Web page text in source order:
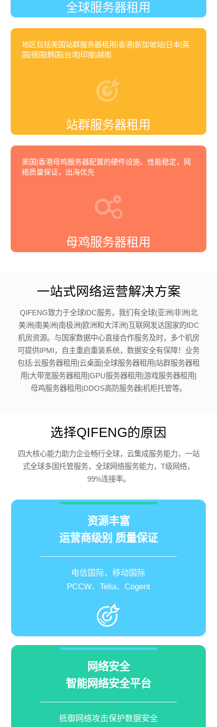
全球服务器租用
地区包括美国站群服务器租用|香港|新加坡站|日本|英
国|德国|韩国|台湾|印度|越南
站群服务器租用
美国|香港母鸡服务器配置的硬件设施、性能稳定，网
络质量保证，出海优先
母鸡服务器租用
一站式网络运营解决方案
QIFENG致力于全球IDC服务，我们有全球(亚洲|非洲|北
美洲|南美洲|南极洲|欧洲和大洋洲)互联网发达国家的IDC
机房资源。与国家数据中心直接合作服务及时，多个机房
可提供IPMI，自主重启重装系统，数据安全有保障！业务
包括:云服务器租用|云桌面|全球服务器租用|站群服务器租
用|大带宽服务器租用|GPU服务器租用|游戏服务器租用|
母鸡服务器租用|DDOS高防服务器|机柜托管等。
选择QIFENG的原因
四大核心能力助力企业畅行全球，云集成服务能力，一站
式全球多国托管服务，全球网络服务能力，T级网络，
99%连接率。
资源丰富
运营商级别 质量保证
电信国际、移动国际
PCCW、Telia、Cogent
网络安全
智能网络安全平台
抵御网络攻击保护数据安全